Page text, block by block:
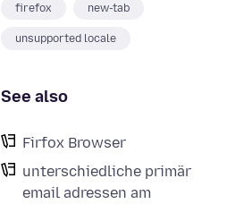
firefox new-tab
unsupported locale
See also
Firfox Browser
unterschiedliche primär
email adressen am